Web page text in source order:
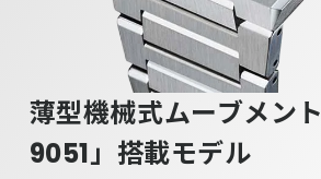
薄型機械式ムーブメント
9051」搭載モデル